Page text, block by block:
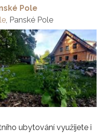
Pole
, Panské Pole
ubytování využijete i